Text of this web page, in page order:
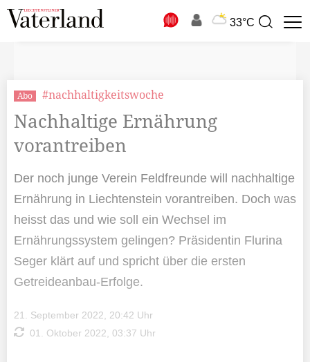
33°C
Suchbegriff
Abo #nachhaltigkeitswoche
Nachhaltige Ernährung
vorantreiben
Der noch junge Verein Feldfreunde will nachhaltige
Ernährung in Liechtenstein vorantreiben. Doch was
heisst das und wie soll ein Wechsel im
Ernährungssystem gelingen? Präsidentin Flurina
Seger klärt auf und spricht über die ersten
Getreideanbau-Erfolge.
21. September 2022, 20:42 Uhr
01. Oktober 2022, 03:37 Uhr